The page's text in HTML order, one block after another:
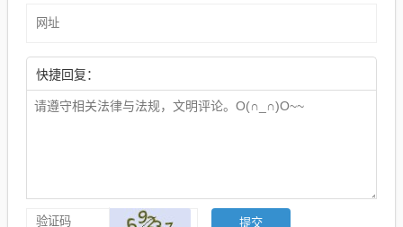
快捷回复：